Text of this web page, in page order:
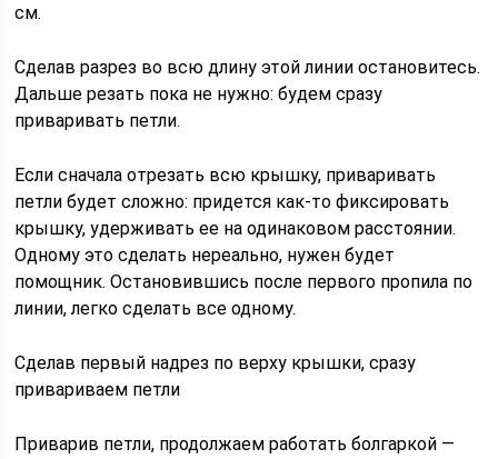
см.
Сделав разрез во всю длину этой линии остановитесь.
Дальше резать пока не нужно: будем сразу
приваривать петли.
Если сначала отрезать всю крышку, приваривать
петли будет сложно: придется как-то фиксировать
крышку, удерживать ее на одинаковом расстоянии.
Одному это сделать нереально, нужен будет
помощник. Остановившись после первого пропила по
линии, легко сделать все одному.
Сделав первый надрез по верху крышки, сразу
привариваем петли
Приварив петли, продолжаем работать болгаркой —